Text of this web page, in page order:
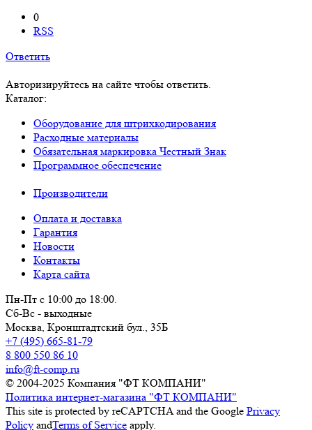
0
RSS
Ответить
Авторизируйтесь на сайте чтобы ответить.
Каталог:
Оборудование для штрихкодирования
Расходные материалы
Обязательная маркировка Честный Знак
Программное обеспечение
Производители
Оплата и доставка
Гарантия
Новости
Контакты
Карта сайта
Пн-Пт с 10:00 до 18:00.
Сб-Вс - выходные
Москва, Кронштадтский бул., 35Б
+7 (495) 665-81-79
8 800 550 86 10
info@ft-comp.ru
© 2004-2025 Компания "ФТ КОМПАНИ"
Политика интернет-магазина "ФТ КОМПАНИ"
This site is protected by reCAPTCHA and the Google Privacy
Policy andTerms of Service apply.